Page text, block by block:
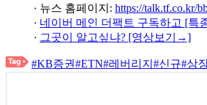
· 뉴스 홈페이지: https://talk.tf.co.kr/
· 네이버 메인 더팩트 구독하고 [특
· 그곳이 알고싶냐? [영상보기→]
#KB증권#ETN#레버리지 #신규#상